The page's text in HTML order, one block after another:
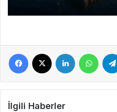
Facebook LinkedIn
İlgili Haberler